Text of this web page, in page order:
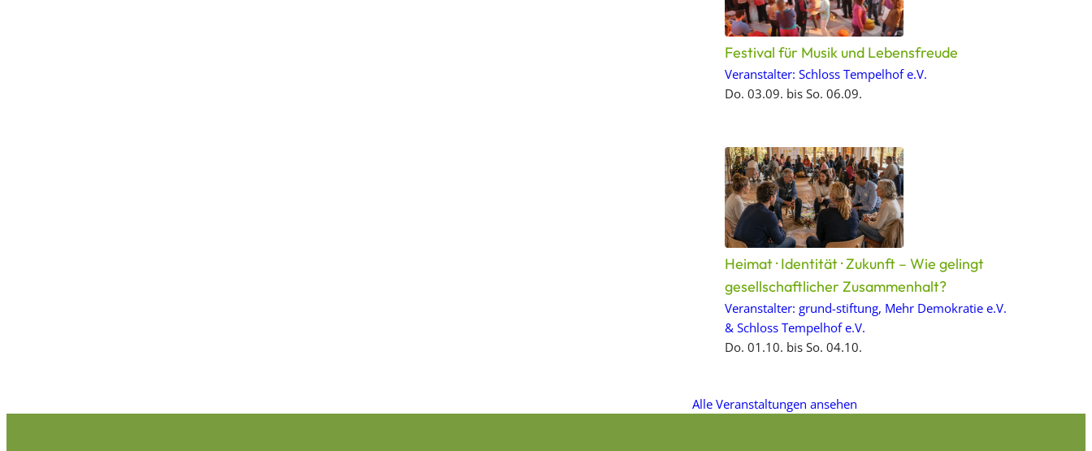
Festival für Musik und Lebensfreude
Veranstalter: Schloss Tempelhof e.V.
Do. 03.09. bis So. 06.09.
Heimat · Identität · Zukunft – Wie gelingt
gesellschaftlicher Zusammenhalt?
Veranstalter: grund-stiftung, Mehr Demokratie e.V.
& Schloss Tempelhof e.V.
Do. 01.10. bis So. 04.10.
Alle Veranstaltungen ansehen